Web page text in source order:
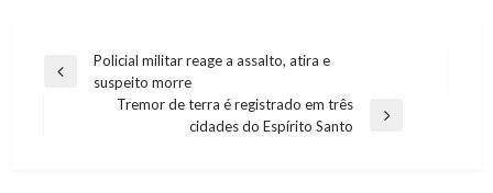
Navegação
Previous
Policial militar reage a assalto, atira e
suspeito morre
Tremor de terra é registrado em três
cidades do Espírito Santo